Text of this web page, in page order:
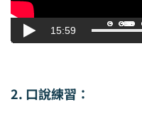
2. 口說練習：